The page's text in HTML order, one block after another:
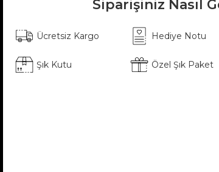
Siparişiniz Nasıl
Ücretsiz Kargo Hediye Notu
Şık Kutu Özel Şık Paket